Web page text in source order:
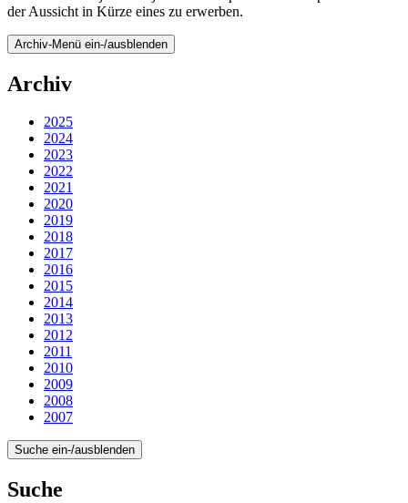
der Aussicht in Kürze eines zu erwerben.
Archiv-Menü ein-/ausblenden
Archiv
2025
2024
2023
2022
2021
2020
2019
2018
2017
2016
2015
2014
2013
2012
2011
2010
2009
2008
2007
Suche ein-/ausblenden
Suche